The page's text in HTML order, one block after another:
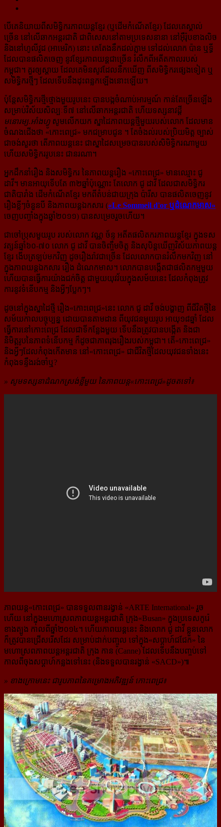
បើគេនិយាយពីសមិទ្ធិករភាពយន្ដខ្មែរ (ឬដើមកំណើតខ្មែរ) ដែលគេស្គាល់
ច្រើន នៅលើឆាកអន្តរជាតិ ជា​ពិសេស​នៅ​តាម​ប្រទេសនានា នៅអ៊ឺរ៉ុបខាងលិច
និងនៅហូលីវូដ (អាមេរិក) នោះ គេតែងនឹកដល់ភ្លាម ទៅ​ដល់​លោក​ ប៉ាន ឬទ្ធី
ដែល​បាន​ផលិត​ចេញ នូវខ្សែរភាពយន្ដជាច្រើន រំលឹកពីអតីតកាលរបស់
កម្ពុជា។ គួរឲ្យស្ដាយ ដែល​គេ​មិន​សូវ​​ដែល​​នឹកឃើញ ពីសមិទ្ធិករផ្សេងទៀត ឬ
សមិទ្ធិករថ្មីៗ ដែលទើបនឹងដុះពន្លកឡើងនោះឡើយ។
ប៉ុន្តែសមិទ្ធិករ​ថ្មីថ្មោងមួយរូបនេះ បានបង្កចំណាប់អារម្មណ៍ កាន់តែច្រើនឡើង
សម្រាប់វិស័យសិល្បៈទី៧ នៅ​លើ​ឆាក​អន្តរជាតិ ហើយទស្សនាវដ្ដី
មនោរម្យ.អាំងហ្វូ សូមលើកយក ស្នាដៃភាពយន្ដថ្មីមួយរបស់លោក ដែល​មាន​
ចំណង​ជើង​ថា «កោះពេជ្រ» មក​ជម្រាបជូន ។ តែចំងល់របស់ប្រិយមិត្ត ច្បាស់
ជាចង់សួរថា តើ​ភាពយន្ដ​នេះ ជា​ស្នាដៃសម្រេចបាន​របស់​សិមិទ្ធិករណាមួយ
ហើយ​សមិទ្ធិកររូបនេះ ជានរណា។
អ្នកដឹកនាំរឿង និងសមិទ្ធិករ នៃភាពយន្ដរឿង «កោះពេជ្រ» មានឈ្មោះ ជូ
ដាវី។ មានអាយុទើបតែ ៣២ឆ្នាំ​ប៉ុណ្ណោះ តែ​លោក ជូ ដាវី ដែលជាសមិទ្ធិករ
ជាតិ​បារាំង ដើមកំណើតខ្មែរ មកពីតំបន់ជាយក្រុង ប៉ារីស បាន​ផលិត​ចេញ​នូវ​
រឿង​ខ្លីៗ​ចំនួន​បី និង​ភាពយន្ដ​ឯកសារ («Le Sommeil d'or ឬដំណេកមាស»
ចេញ​បញ្ចាំង​ក្នុង​ឆ្នាំ​២០១១) បាន​សម្រេច​រួច​ហើយ។
ជាចៅប្រុសមួយរូប របស់លោក វណ្ណ ច័ន្ទ អតីតផលិតករភាពយន្ដខ្មែរ ក្នុង​ទស
វត្សន៍​ឆ្នាំ៦០-៧០ លោក ជូ ដាវី ​បាន​ចិញ្ចឹមចិត្ត និង​សុបិន្តឃើញវិស័យភាពយន្ដ
ខ្មែរ​ ងើបត្រឡប់មកវិញ ដូចរឿងរ៉ាវជាច្រើន ដែល​លោក​បាន​រំលឹក​មក​វិញ នៅ
ក្នុងភាពយន្ដឯកសារ រឿង ដំណេកមាស។ លោកបានបង្កើតជាផលិតកម្មមួយ
ហើយ​បាន​ធ្វើ​ការ​យ៉ាង​ជក់​ចិត្ត ជាមួយ​យុវវ័យ​ក្នុង​សម័យនេះ ដែលកំពុងត្រូវ
ការ​នូវទំនើបកម្ម និង​អ្វីៗ​ប្លែកៗ។
ដូចនៅក្នុងស្នាដៃថ្មី រឿង«កោះពេជ្រ»នេះ លោក ជូ ដាវី ចង់បង្ហាញ ពីជីវិតថ្មីនៃ​
សម័យកាល​បច្ចុប្បន្ន ដោយ​បាន​តាមដាន ពីយុវជនមួយរូប អាយុ១៨ឆ្នាំ ដែល
ធ្វើការនៅកោះពេជ្រ ដែលជាទីកន្លែងមួយ ទើបនឹង​ត្រូវ​បាន​បង្កើត​ និង​ជា​
និមិត្តរូប​នៃ​ភាពទំនើបកម្ម ក៏ដូចជាភាពរុងរឿងរបស់កម្ពុជា។ តើ«កោះពេជ្រ»
និងអ្វីៗ​ដែល​កំពុង​កើត​មាន​ នៅ​«កោះពេជ្រ» ជាជីវិត​ថ្មី​ដែល​យុវជន​ទាំង​នេះ
កំពុង​ទន្ទឹង​រង់ចាំឬ?
» សូមទស្សនាដំណកស្រង់ខ្លីមួយ នៃភាពយន្ដ«កោះពេជ្រ»ដូចតទៅ៖
ភាពយន្ដ«កោះពេជ្រ» បានទទួលពានរង្វាន់ «ARTE International» រួច
ហើយ នៅក្នុង​មហោស្រព​ភាពយន្ដ​អន្តរជាតិ ក្រុង«Busan» ក្នុង​ប្រទេស​កូរ៉េ
ខាងត្បូង កាលពីឆ្នាំ២០១៤។ ហើយភាពយន្ដនេះ និងលោក ជូ ដាវី ខ្លួនលោក
ក៏​ត្រូវបានជ្រើសរើសដែរ សម្រាប់ដាក់បញ្ចូល ទៅក្នុង«សប្ដាហ៍ជជែក» នៃ
មហោស្រព​ភាពយន្ដ​អន្តរជាតិ ​ក្រុង កាន (Canne) ដែលទើបនឹងបញ្ចប់ទៅ
កាលពីចុងសប្ដាហ៍កន្លងទៅនេះ (និងទទួល​បាន​រង្វាន់ «SACD»)៕
» ខាងក្រោមនេះ ជារូបភាពនៃគម្រោងអភិវឌ្ឍន៍ កោះពេជ្រ៖